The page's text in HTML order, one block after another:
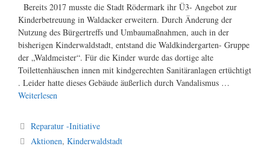
Bereits 2017 musste die Stadt Rödermark ihr Ü3- Angebot zur
Kinderbetreuung in Waldacker erweitern. Durch Änderung der
Nutzung des Bürgertreffs und Umbaumaßnahmen, auch in der
bisherigen Kinderwaldstadt, entstand die Waldkindergarten- Gruppe
der „Waldmeister“. Für die Kinder wurde das dortige alte
Toilettenhäuschen innen mit kindgerechten Sanitäranlagen ertüchtigt
. Leider hatte dieses Gebäude äußerlich durch Vandalismus …
Weiterlesen
Kategorien
Reparatur -Initiative
Schlagwörter
Aktionen,Kinderwaldstadt